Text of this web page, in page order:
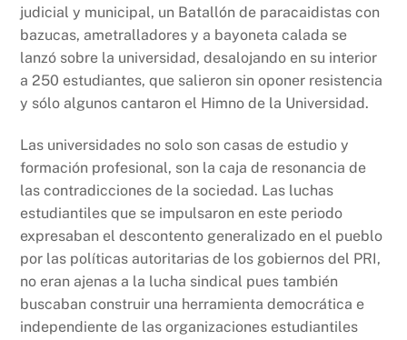
judicial y municipal, un Batallón de paracaidistas con
bazucas, ametralladores y a bayoneta calada se
lanzó sobre la universidad, desalojando en su interior
a 250 estudiantes, que salieron sin oponer resistencia
y sólo algunos cantaron el Himno de la Universidad.
Las universidades no solo son casas de estudio y
formación profesional, son la caja de resonancia de
las contradicciones de la sociedad. Las luchas
estudiantiles que se impulsaron en este periodo
expresaban el descontento generalizado en el pueblo
por las políticas autoritarias de los gobiernos del PRI,
no eran ajenas a la lucha sindical pues también
buscaban construir una herramienta democrática e
independiente de las organizaciones estudiantiles